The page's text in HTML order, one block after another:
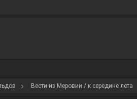
Вести из Меровии / к середине лета